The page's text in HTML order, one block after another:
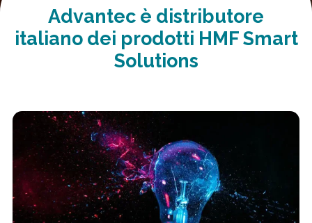
Advantec è distributore
italiano dei prodotti HMF Smart
Solutions